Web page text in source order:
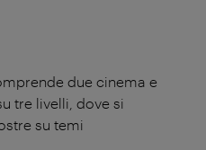
due cinema e
tre livelli, dove si
su temi